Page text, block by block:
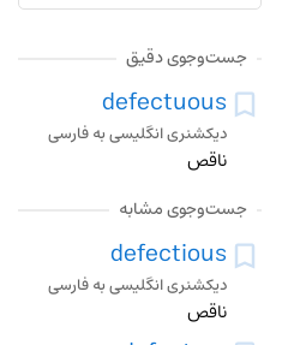
جست‌وجوی دقیق
defectuous
دیکشنری انگلیسی به فارسی
ناقص
جست‌وجوی مشابه
defectious
دیکشنری انگلیسی به فارسی
ناقص